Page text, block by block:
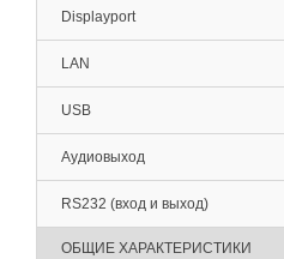
Displayport
LAN
USB
Аудиовыход
RS232 (вход и выход)
ОБЩИЕ ХАРАКТЕРИСТИКИ